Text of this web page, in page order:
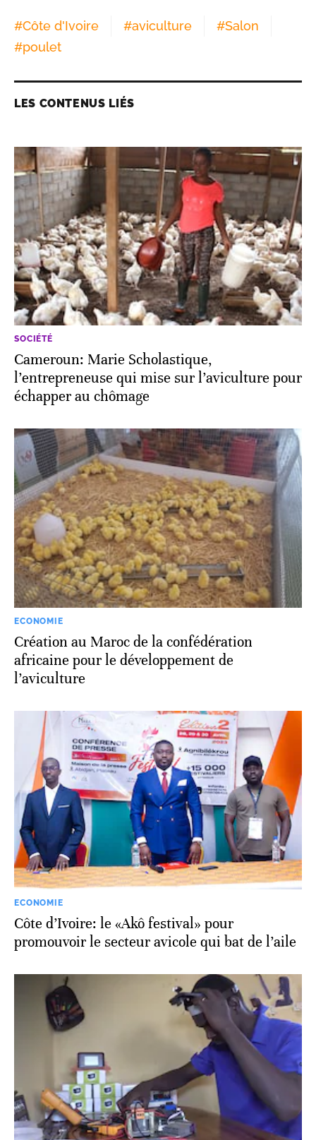
#Côte d'Ivoire #aviculture #Salon
#poulet
LES CONTENUS LIÉS
SOCIÉTÉ
Cameroun: Marie Scholastique,
l’entrepreneuse qui mise sur l’aviculture pour
échapper au chômage
ECONOMIE
Création au Maroc de la confédération
africaine pour le développement de
l’aviculture
ECONOMIE
Côte d’Ivoire: le «Akô festival» pour
promouvoir le secteur avicole qui bat de l’aile